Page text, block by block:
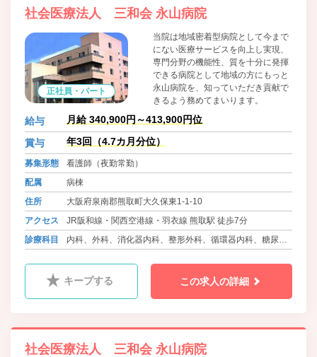
社会医療法人 三和会 永山病院
正社員・パート
当院は地域密着型病院として今まで
にない医療サービスを向上し実現、
専門分野の機能性、質を十分に発揮
できる病院として地域の方にもっと
永山病院を、知っていただき貢献で
きるよう務めてまいります。
給与 月給 340,900円～413,900円位
賞与 年3回（4.7カ月分位）
募集形態
看護師（夜勤常勤）
配属
病棟
住所
大阪府泉南郡熊取町大久保東1-1-10
アクセス
JR阪和線・関西空港線・羽衣線 熊取駅 徒歩7分
診療科目
内科、外科、消化器内科、整形外科、循環器内科、糖尿病
吸器内科、泌尿器科、神経内科、リウマチ科、心療内科、ﾘ
キープする この求人の詳細
社会医療法人 三和会 永山病院